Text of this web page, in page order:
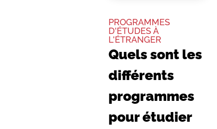
PROGRAMMES
D'ÉTUDES À
L'ÉTRANGER
Quels sont les
différents
programmes
pour étudier